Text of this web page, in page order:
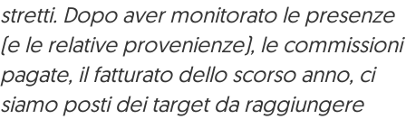
stretti. Dopo aver monitorato le presenze
(e le relative provenienze), le commissioni
pagate, il fatturato dello scorso anno, ci
siamo posti dei target da raggiungere